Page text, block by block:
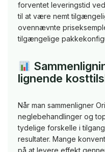
forventet leveringstid
til at være nemt
ovennævnte
tilgængelige
lignende
Når man sammenligner
neglebehandlinger og
tydelige forskelle i
resultater. Mange